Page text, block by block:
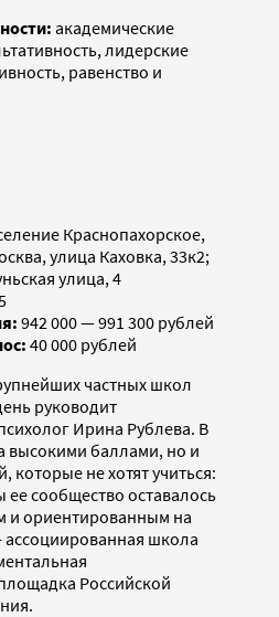
академические
лидерские
равенство и
Краснопахорское,
улица Каховка, 33к2;
улица, 4
942 000 — 991 300 рублей
40 000 рублей
частных школ
руководит
Ирина Рублева. В
высокими баллами, но и
которые не хотят учиться:
сообщество оставалось
ориентированным на
ассоциированная школа
Российской